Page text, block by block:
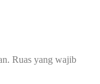
Ruas yang wajib